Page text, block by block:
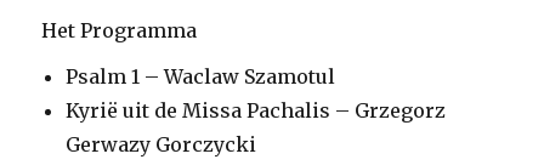
Het Programma
Psalm 1 – Waclaw Szamotul
Kyrië uit de Missa Pachalis – Grzegorz
Gerwazy Gorczycki